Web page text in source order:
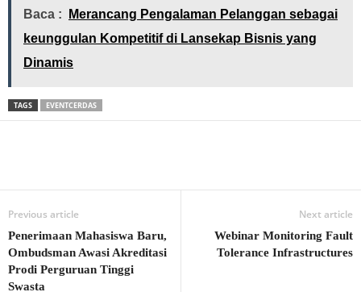
Baca :
Merancang Pengalaman Pelanggan sebagai
keunggulan Kompetitif di Lansekap Bisnis yang
Dinamis
TAGS EVENTCERDAS
Previous article
Penerimaan Mahasiswa Baru,
Ombudsman Awasi Akreditasi
Prodi Perguruan Tinggi
Swasta
Next article
Webinar Monitoring Fault
Tolerance Infrastructures